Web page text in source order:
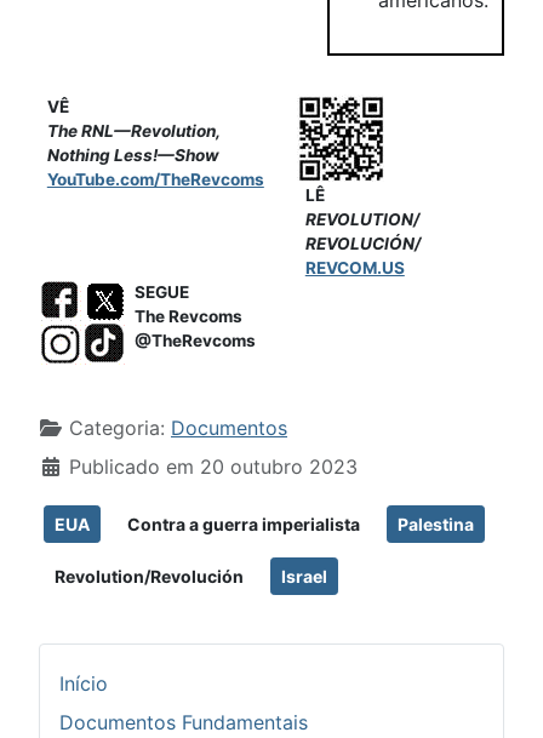
VÊ
The RNL—Revolution,
Nothing Less!—Show
YouTube.com/TheRevcoms
LÊ
REVOLUTION/
REVOLUCIÓN/
REVCOM.US
SEGUE
The Revcoms
@TheRevcoms
Detalhes
Categoria: Documentos
Publicado em 20 outubro 2023
EUA Contra a guerra imperialista Palestina
Revolution/Revolución Israel
Início
Documentos Fundamentais